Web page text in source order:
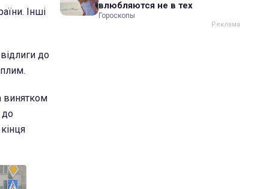
Інші
до
винятком
до
влюбляются не в тех
Гороскопы